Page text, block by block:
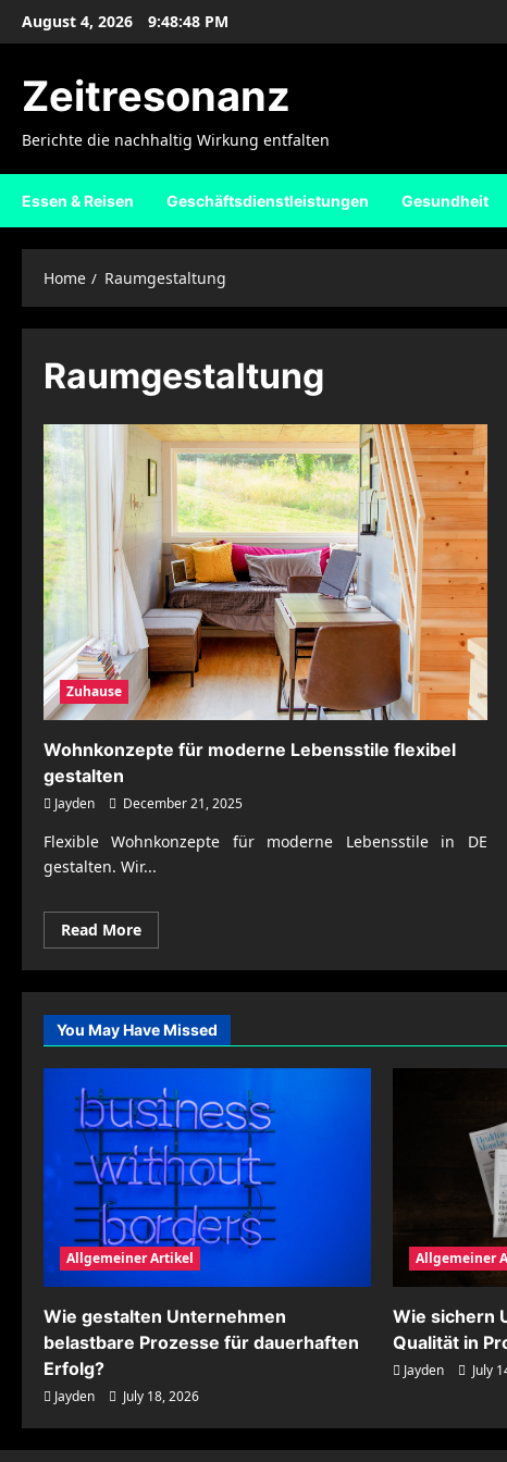
SkipAugust 4, 2026 9:48:48 PM
Zeitresonanz
Berichte die nachhaltig Wirkung entfalten
Essen & Reisen Geschäftsdienstleistungen Gesundheit
Home Raumgestaltung
Raumgestaltung
Zuhause
Wohnkonzepte für moderne Lebensstile flexibel
gestalten
Jayden December 21, 2025
Flexible Wohnkonzepte für moderne Lebensstile in DE
gestalten. Wir...
Read MoreRead
more
Wohnkonzepte
für
Lebensstile
flexibel
gestalten
You May Have Missed
Allgemeiner Artikel
Wie gestalten Unternehmen
belastbare Prozesse für dauerhaften
Erfolg?
Jayden July 18, 2026
Allgemeiner
Wie sichern
Qualität in
Jayden July